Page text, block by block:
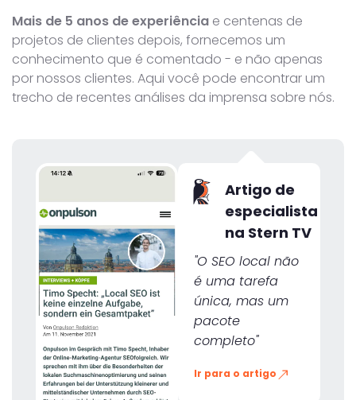
Mais de 5 anos de experiência e centenas de
projetos de clientes depois, fornecemos um
conhecimento que é comentado - e não apenas
por nossos clientes. Aqui você pode encontrar um
trecho de recentes análises da imprensa sobre nós.
Artigo de
especialista
na Stern TV
"O SEO local não
é uma tarefa
única, mas um
pacote
completo"
Ir para o artigo